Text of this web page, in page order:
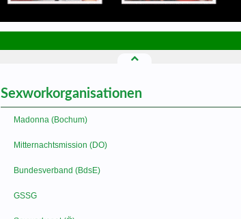
Sexworkorganisationen
Madonna (Bochum)
Mitternachtsmission (DO)
Bundesverband (BdsE)
GSSG